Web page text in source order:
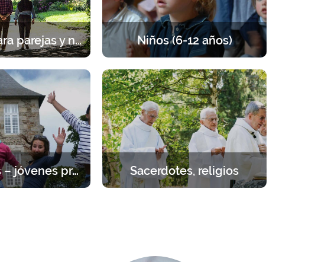
Sesiones para parejas y novios
detenerse en pareja,
dialogar y rezar.
Niños (6-12 años)
Un programa equilibrado entre
oración, enseñanzas, juegos y
actividades.
Estudiantes – jóvenes profesionales Sacerdotes, religios